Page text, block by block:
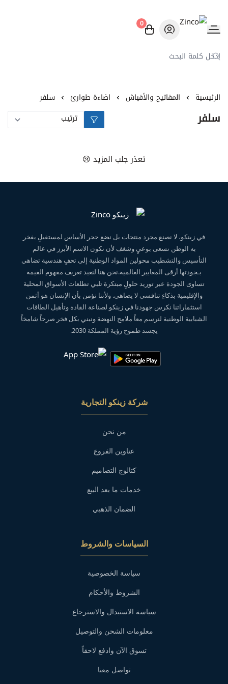
Zinco
0
الرئيسية المفاتيح والأفياش اضاءة طوارئ سلفر
سلفر
تعذر جلب المزيد 😢
في زينكو، لا نصنع مجرد منتجات بل نضع حجر الأساس لمستقبلٍ يفخر
به الوطن نسعى بوعيٍ وشغف لأن نكون الاسم الأبرز في عالم
التأسيس والتشطيب محولين المواد الوطنية إلى تحفٍ هندسية تضاهي
بـجودتها أرقى المعايير العالمية.نحن هنا لنعيد تعريف مفهوم القيمة
تساوى الجودة عبر توريد حلولٍ مبتكرة تلبي تطلعات الأسواق المحلية
والإقليمية بذكاءٍ تنافسي لا يضاهى. ولأننا نؤمن بأن الإنسان هو أثمن
استثماراتنا نكرس جهودنا في زينكو لصناعة القادة وتأهيل الطاقات
الشبابية الوطنية لنرسم معاً ملامح النهضة ونبني بكل فخر صرحاً شامخاً
يجسد طموح رؤية المملكة 2030.
شركة زينكو التجارية
من نحن
عناوين الفروع
كتالوج التصاميم
خدمات ما بعد البيع
الضمان الذهبي
السياسات والشروط
سياسة الخصوصية
الشروط والأحكام
سياسة الاستبدال والاسترجاع
معلومات الشحن والتوصيل
تسوق الآن وادفع لاحقاً
تواصل معنا